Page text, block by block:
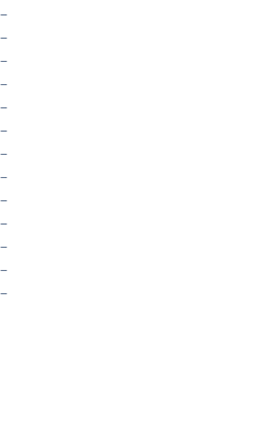
-
-
-
-
-
-
-
-
-
-
-
-
-